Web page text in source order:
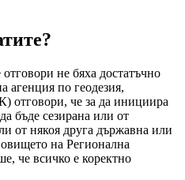
не бяха достатъчно
агенция по геодезия,
отговори, че за да инициира
бъде сезирана или от
от някоя друга държавна или
на Регионална
че всичко е коректно